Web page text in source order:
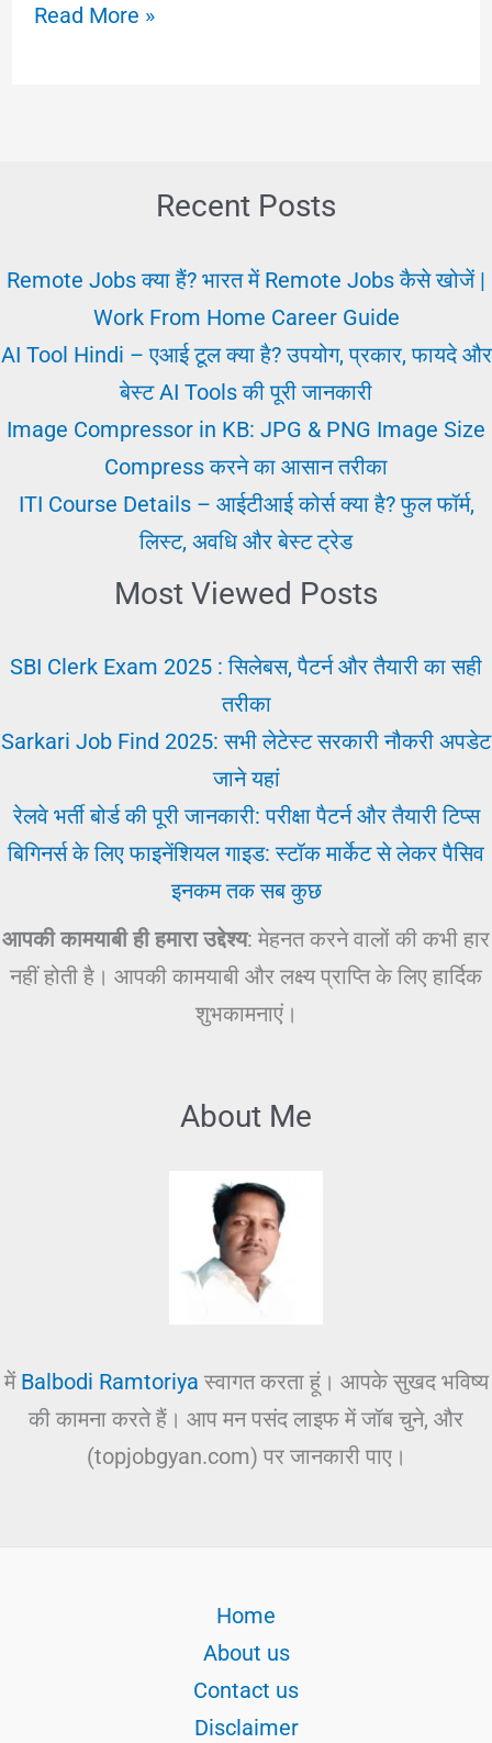
Bank
12
पास
लिए
नौकरियों
Read More »
Recent Posts
Remote Jobs क्या हैं? भारत में Remote Jobs कैसे खोजें |
Work From Home Career Guide
AI Tool Hindi – एआई टूल क्या है? उपयोग, प्रकार, फायदे और
बेस्ट AI Tools की पूरी जानकारी
Image Compressor in KB: JPG & PNG Image Size
Compress करने का आसान तरीका
ITI Course Details – आईटीआई कोर्स क्या है? फुल फॉर्म,
लिस्ट, अवधि और बेस्ट ट्रेड
Most Viewed Posts
SBI Clerk Exam 2025 : सिलेबस, पैटर्न और तैयारी का सही
तरीका
Sarkari Job Find 2025: सभी लेटेस्ट सरकारी नौकरी अपडेट
जाने यहां
रेलवे भर्ती बोर्ड की पूरी जानकारी: परीक्षा पैटर्न और तैयारी टिप्स
बिगिनर्स के लिए फाइनेंशियल गाइड: स्टॉक मार्केट से लेकर पैसिव
इनकम तक सब कुछ
आपकी कामयाबी ही हमारा उद्देश्य: मेहनत करने वालों की कभी हार
नहीं होती है। आपकी कामयाबी और लक्ष्य प्राप्ति के लिए हार्दिक
शुभकामनाएं।
About Me
में Balbodi Ramtoriya स्वागत करता हूं। आपके सुखद भविष्य
की कामना करते हैं। आप मन पसंद लाइफ में जॉब चुने, और
(topjobgyan.com) पर जानकारी पाए।
Home
About us
Contact us
Disclaimer